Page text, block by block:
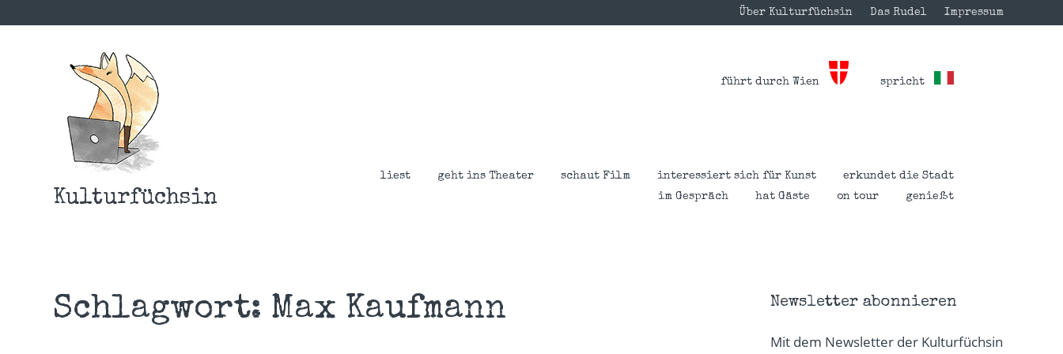
Über Kulturfüchsin Das Rudel Impressum
Kulturfüchsin
führt durch Wien spricht
liest geht ins Theater schaut Film interessiert sich für Kunst
erkundet die Stadt
im Gespräch
hat Gäste on tour genießt
Schlagwort: Max Kaufmann Newsletter abonnieren
Mit dem Newsletter der Kulturfüchsin